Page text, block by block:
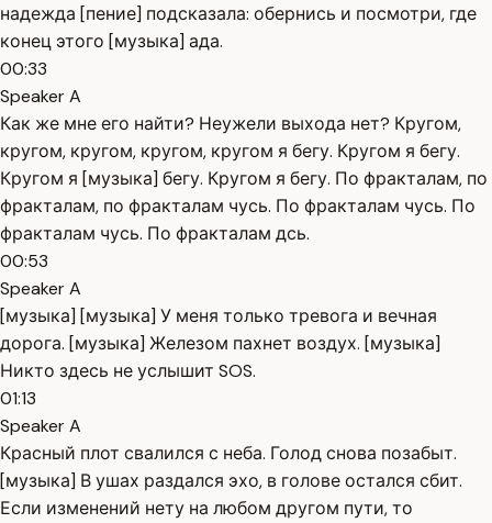
надежда [пение] подсказала: обернись и посмотри, где
конец этого [музыка] ада.
00:33
Speaker A
Как же мне его найти? Неужели выхода нет? Кругом,
кругом, кругом, кругом, кругом я бегу. Кругом я бегу.
Кругом я [музыка] бегу. Кругом я бегу. По фракталам, по
фракталам, по фракталам чусь. По фракталам чусь. По
фракталам чусь. По фракталам дсь.
00:53
Speaker A
[музыка] [музыка] У меня только тревога и вечная
дорога. [музыка] Железом пахнет воздух. [музыка]
Никто здесь не услышит SOS.
01:13
Speaker A
Красный плот свалился с неба. Голод снова позабыт.
[музыка] В ушах раздался эхо, в голове остался сбит.
Если изменений нету на любом другом пути, то